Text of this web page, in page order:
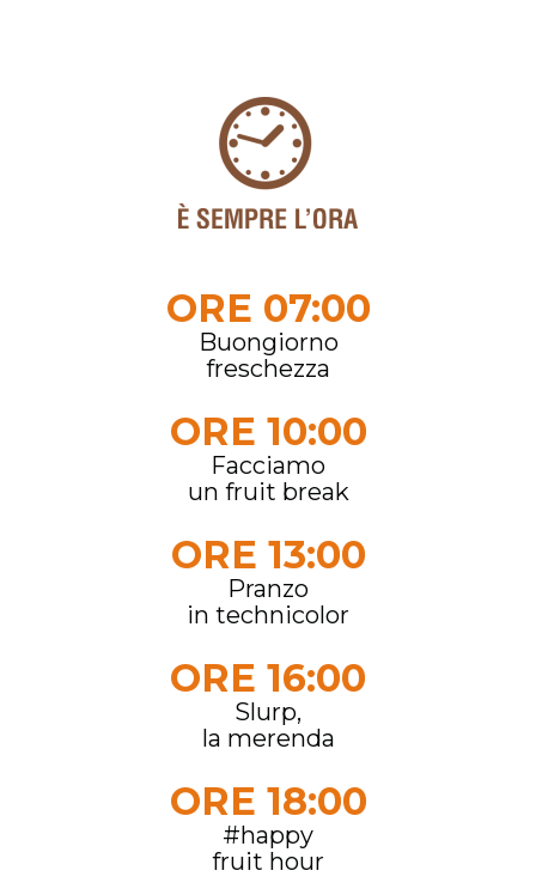
ORE 07:00
Buongiorno
freschezza
ORE 10:00
Facciamo
un fruit break
ORE 13:00
Pranzo
in technicolor
ORE 16:00
Slurp,
la merenda
ORE 18:00
#happy
fruit hour